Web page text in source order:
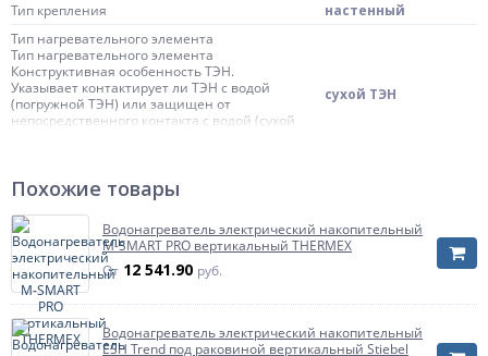
Тип крепления
настенный
Тип нагревательного элемента
Тип нагревательного элемента
Конструктивная особенность ТЭН.
Указывает контактирует ли ТЭН с водой
(погружной ТЭН) или защищен от
непосредственного контакта с водой (сухой
сухой ТЭН
Управление
Диаметр присоединения
Ориентация
вертикальный
УЗО
Предохранительный клапан в комплекте
Масса нетто
Страна происхождения
Китай
Похожие товары
Водонагреватель электрический накопительный
M-SMART PRO вертикальный THERMEX
От 12 541.90 руб.
Водонагреватель электрический накопительный
ESH Trend под раковиной вертикальный Stiebel